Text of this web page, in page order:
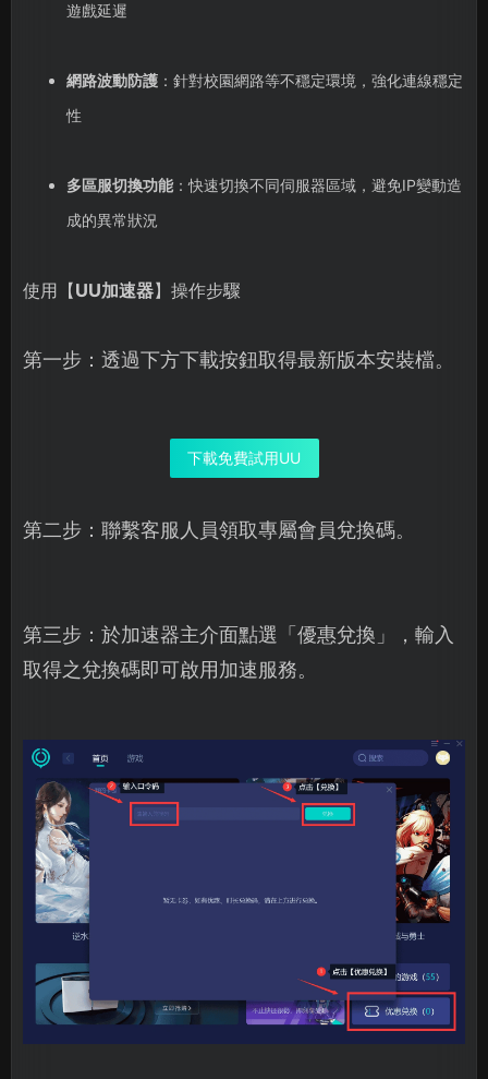
遊戲延遲
網路波動防護：針對校園網路等不穩定環境，強化連線穩定
性
多區服切換功能：快速切換不同伺服器區域，避免IP變動造
成的異常狀況
使用【UU加速器】操作步驟
第一步：透過下方下載按鈕取得最新版本安裝檔。
下載免費試用UU
第二步：聯繫客服人員領取專屬會員兌換碼。
第三步：於加速器主介面點選「優惠兌換」，輸入
取得之兌換碼即可啟用加速服務。